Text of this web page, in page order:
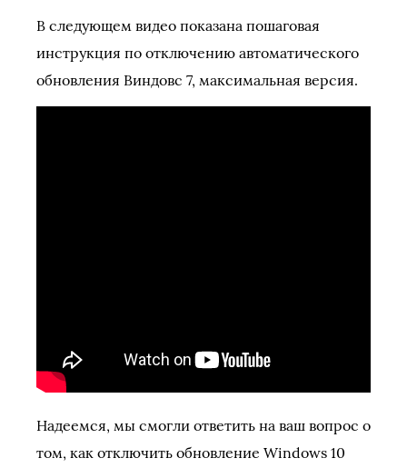
В следующем видео показана пошаговая
инструкция по отключению автоматического
обновления Виндовс 7, максимальная версия.
Надеемся, мы смогли ответить на ваш вопрос о
том, как отключить обновление Windows 10